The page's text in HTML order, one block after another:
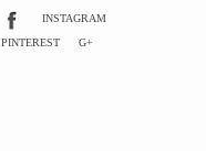
INSTAGRAM
PINTEREST
G+